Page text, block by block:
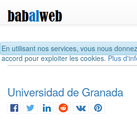
En utilisant nos services, vous nous
accord pour exploiter les cookies.Plus
Universidad de Granada